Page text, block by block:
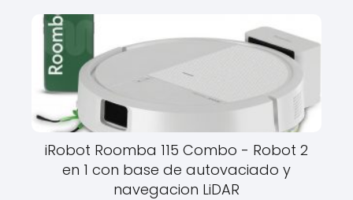
iRobot Roomba 115 Combo - Robot 2
en 1 con base de autovaciado y
navegacion LiDAR